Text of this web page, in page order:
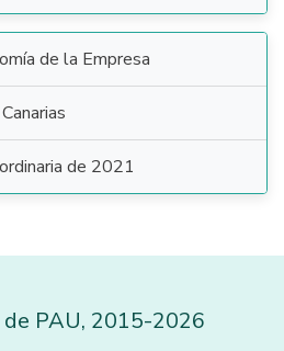
de la Empresa
de 2021
PAU, 2015-2026